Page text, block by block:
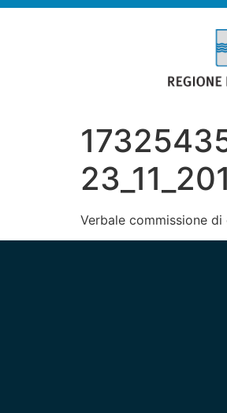
Verbale commissione di